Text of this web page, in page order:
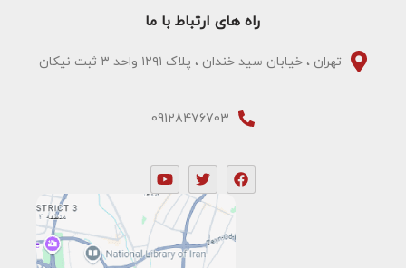
راه های ارتباط با ما
تهران ، خیابان سید خندان ، پلاک ۱۲۹۱ واحد ۳ ثبت نیکان
09128476703